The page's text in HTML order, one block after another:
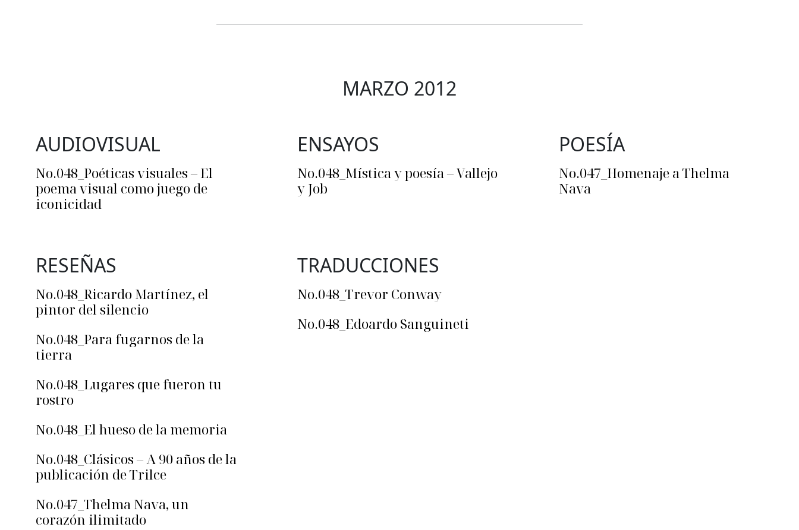
MARZO 2012
AUDIOVISUAL
No.048_Poéticas visuales – El
poema visual como juego de
iconicidad
ENSAYOS
No.048_Mística y poesía – Vallejo
y Job
POESÍA
No.047_Homenaje a Thelma
Nava
RESEÑAS
No.048_Ricardo Martínez, el
pintor del silencio
No.048_Para fugarnos de la
tierra
No.048_Lugares que fueron tu
rostro
No.048_El hueso de la memoria
No.048_Clásicos – A 90 años de la
publicación de Trilce
No.047_Thelma Nava, un
corazón ilimitado
TRADUCCIONES
No.048_Trevor Conway
No.048_Edoardo Sanguineti